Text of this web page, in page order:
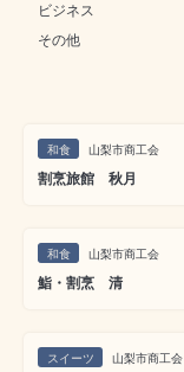
ビジネス
その他
和食 山梨市商工会
割烹旅館 秋月
和食 山梨市商工会
鮨・割烹 清
スイーツ 山梨市商工会